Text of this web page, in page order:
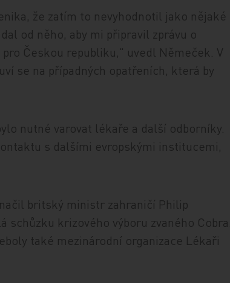
že zatím to nevyhodnotil jako nějaké
od něho, aby mi připravil zprávu o
Českou republiku," uvedl Němeček. V
se na případných opatřeních, která by
nutné varovat lékaře a další odborníky.
s dalšími evropskými institucemi,
britský ministr zahraničí Philip
krizového výboru zvaného Cobra.
také mezinárodní organizace Lékaři